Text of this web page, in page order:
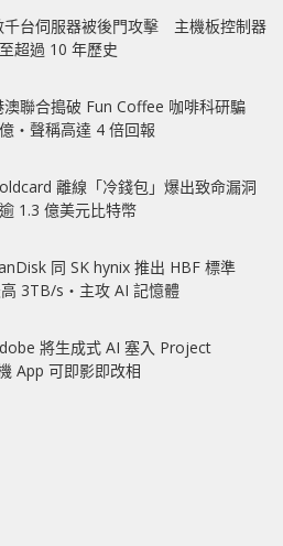
千台伺服器被後門攻擊 主機板控制器
超過 10 年歷史
澳聯合搗破 Fun Coffee 咖啡科研騙
‧聲稱高達 4 倍回報
離線「冷錢包」爆出致命漏洞
1.3 億美元比特幣
同 SK hynix 推出 HBF 標準
3TB/s‧主攻 AI 記憶體
將生成式 AI 塞入 Project
App 可即影即改相